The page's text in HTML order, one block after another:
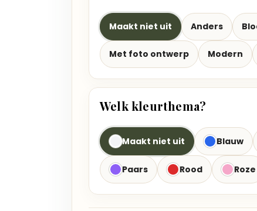
Maakt niet uit Anders
Met foto ontwerp Modern
Welk kleurthema?
Maakt niet uit Blauw
Paars Rood Roze